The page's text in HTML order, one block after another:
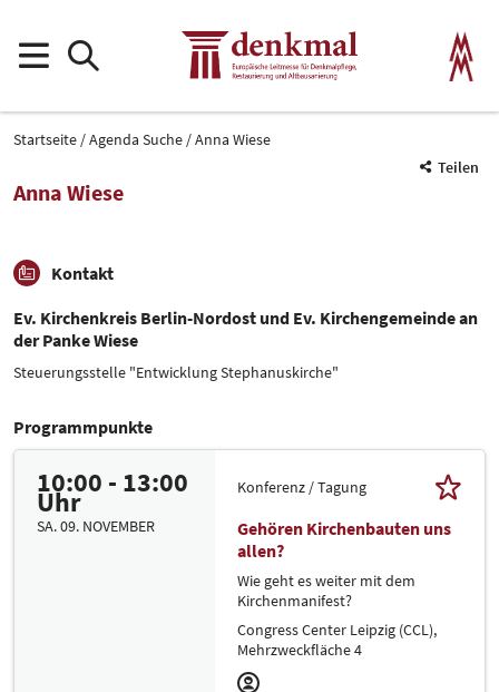
Startseite Agenda Suche
Anna Wiese
Teilen
Anna Wiese
Kontakt
Ev. Kirchenkreis Berlin-Nordost und Ev. Kirchengemeinde an
der Panke Wiese
Steuerungsstelle "Entwicklung Stephanuskirche"
Programmpunkte
10:00 - 13:00
Uhr
SA. 09. NOVEMBER
Konferenz / Tagung
Gehören Kirchenbauten uns
allen?
Wie geht es weiter mit dem
Kirchenmanifest?
Congress Center Leipzig (CCL),
Mehrzweckfläche 4